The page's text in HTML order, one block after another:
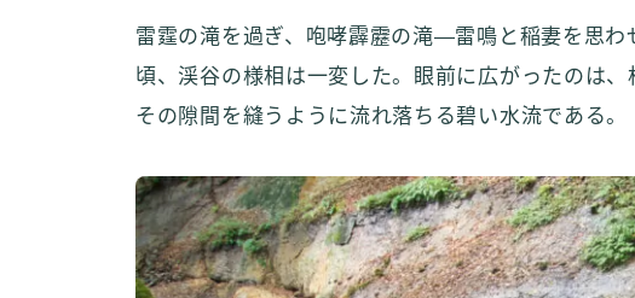
雷霆の滝を過ぎ、咆哮霹靂の滝—雷鳴と稲妻を思
頃、渓谷の様相は一変した。眼前に広がったのは、
その隙間を縫うように流れ落ちる碧い水流である。